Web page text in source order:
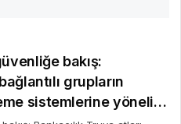
bakış:
grupların
sistemlerine yönelik